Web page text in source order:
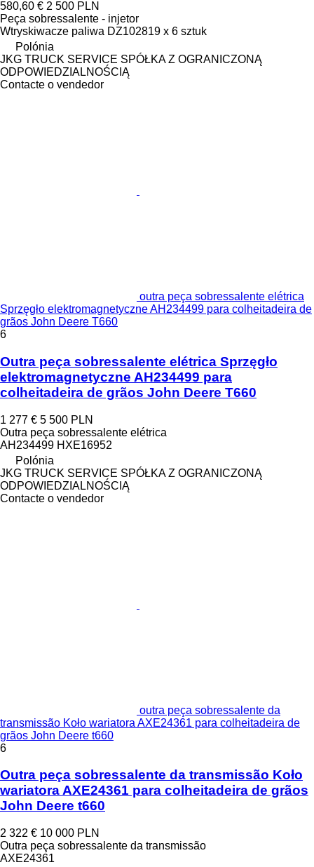
580,60 € 2 500 PLN
Peça sobressalente - injetor
Wtryskiwacze paliwa DZ102819 x 6 sztuk
Polónia
JKG TRUCK SERVICE SPÓŁKA Z OGRANICZONĄ
ODPOWIEDZIALNOŚCIĄ
Contacte o vendedor
outra peça sobressalente elétrica
Sprzęgło elektromagnetyczne AH234499 para colheitadeira de
grãos John Deere T660
6
Outra peça sobressalente elétrica Sprzęgło
elektromagnetyczne AH234499 para
colheitadeira de grãos John Deere T660
1 277 € 5 500 PLN
Outra peça sobressalente elétrica
AH234499 HXE16952
Polónia
JKG TRUCK SERVICE SPÓŁKA Z OGRANICZONĄ
ODPOWIEDZIALNOŚCIĄ
Contacte o vendedor
outra peça sobressalente da
transmissão Koło wariatora AXE24361 para colheitadeira de
grãos John Deere t660
6
Outra peça sobressalente da transmissão Koło
wariatora AXE24361 para colheitadeira de grãos
John Deere t660
2 322 € 10 000 PLN
Outra peça sobressalente da transmissão
AXE24361